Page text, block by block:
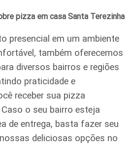
pizza em casa Santa Terezinha
presencial em um ambiente
também oferecemos
diversos bairros e regiões
praticidade e
receber sua pizza
o seu bairro esteja
de entrega, basta fazer seu
deliciosas opções no